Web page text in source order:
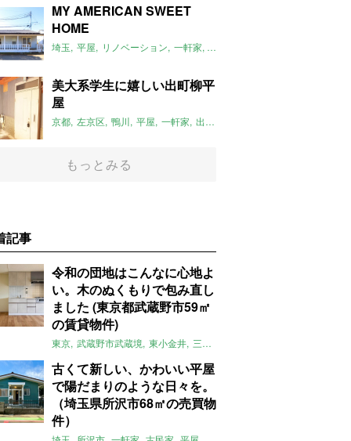
MY AMERICAN SWEET
HOME
埼玉 平屋 リノベーション 一軒家 米軍ハウス
美大系学生に嬉しい出町柳平
屋
京都 左京区 鴨川 平屋 一軒家 出町柳駅
もっとみる
記事
令和の団地はこんなに心地よ
い。木のぬくもりで包み直し
ました (東京都武蔵野市59㎡
の賃貸物件)
東京 武蔵野市武蔵境 東小金井 三鷹
古くて新しい、かわいい平屋
で陽だまりのような日々を。
（埼玉県所沢市68㎡の売買物
件）